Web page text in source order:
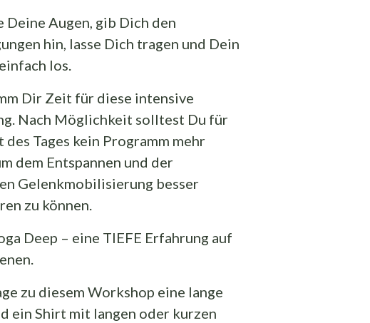
Deine Augen, gib Dich den
hin, lasse Dich tragen und Dein
los.
Dir Zeit für diese intensive
Nach Möglichkeit solltest Du für
des Tages kein Programm mehr
dem Entspannen und der
Gelenkmobilisierung besser
zu können.
Deep – eine TIEFE Erfahrung auf
zu diesem Workshop eine lange
ein Shirt mit langen oder kurzen